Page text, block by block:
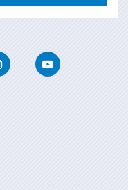
InstagramYoutube